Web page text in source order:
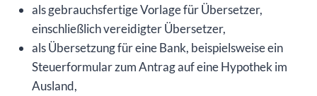
als gebrauchsfertige Vorlage für Übersetzer,
einschließlich vereidigter Übersetzer,
als Übersetzung für eine Bank, beispielsweise ein
Steuerformular zum Antrag auf eine Hypothek im
Ausland,